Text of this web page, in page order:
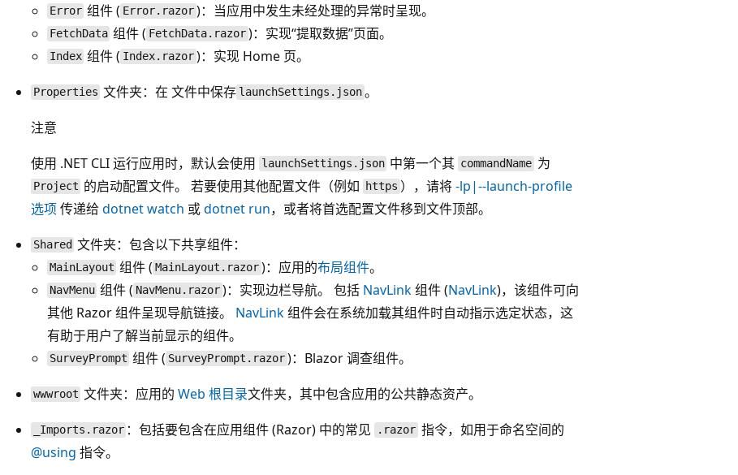
Error 组件 ( Error.razor)：当应用中发生未经处理的异常时呈现。
FetchData 组件 ( FetchData.razor)：实现“提取数据”页面。
Index 组件 ( Index.razor)：实现 Home 页。
Properties 文件夹：在 文件中保存 launchSettings.json。
注意
使用 .NET CLI 运行应用时，默认会使用 launchSettings.json 中第一个其 commandName 为
Project 的启动配置文件。 若要使用其他配置文件（例如 https ），请将-lp|--launch-profile
选项传递给 dotnet watch 或dotnet run，或者将首选配置文件移到文件顶部。
Shared 文件夹：包含以下共享组件：
MainLayout 组件 ( MainLayout.razor)：应用的布局组件。
NavMenu 组件 ( NavMenu.razor)：实现边栏导航。 包括 NavLink组件 (NavLink)，该组件可向
其他 Razor 组件呈现导航链接。 NavLink组件会在系统加载其组件时自动指示选定状态，这
有助于用户了解当前显示的组件。
SurveyPrompt 组件 ( SurveyPrompt.razor)：Blazor 调查组件。
wwwroot 文件夹：应用的Web 根目录文件夹，其中包含应用的公共静态资产。
_Imports.razor ：包括要包含在应用组件 (Razor) 中的常见 .razor 指令，如用于命名空间的
@using 指令。